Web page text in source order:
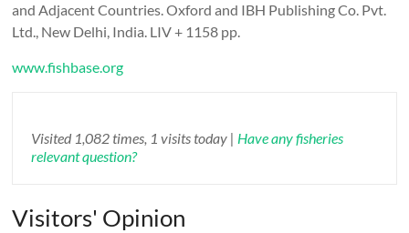
and Adjacent Countries. Oxford and IBH Publishing Co. Pvt.
Ltd., New Delhi, India. LIV + 1158 pp.
www.fishbase.org
Visited 1,082 times, 1 visits today | Have any fisheries
relevant question?
Visitors' Opinion